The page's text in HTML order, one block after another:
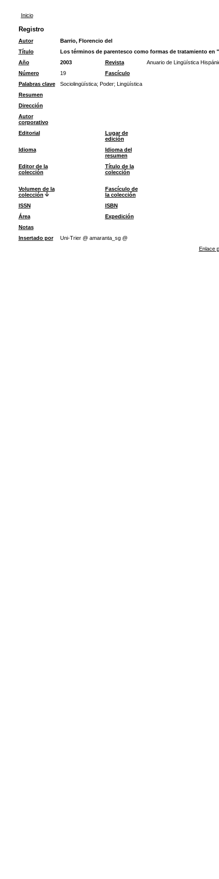
Inicio
Registro
Autor
Barrio, Florencio del
Título
Los términos de parentesco como formas de tratamiento en
Año
2003 Revista
Anuario de Lingüística
Número
19
Fascículo
Palabras clave
Sociolingüística; Poder; Lingüística
Resumen
Dirección
Autor
corporativo
Editorial
Lugar de
edición
Idioma
Idioma del
resumen
Editor de la
colección
Título de la
colección
Volumen de la
colección
Fascículo de
la colección
ISSN
ISBN
Área
Expedición
Notas
Insertado por
Uni-Trier @ amaranta_sg @
Enlace